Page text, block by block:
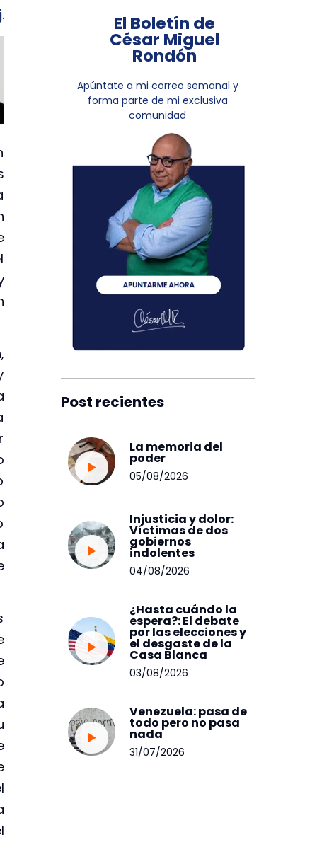
.
El Boletín de
César Miguel
Rondón
Apúntate a mi correo semanal y
forma parte de mi exclusiva
comunidad
Post recientes
La memoria del
poder
05/08/2026
Injusticia y dolor:
Víctimas de dos
gobiernos
indolentes
04/08/2026
¿Hasta cuándo la
espera?: El debate
por las elecciones y
el desgaste de la
Casa Blanca
03/08/2026
Venezuela: pasa de
todo pero no pasa
nada
31/07/2026